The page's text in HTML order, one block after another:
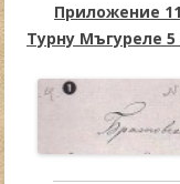
Приложение
Турну Мъгуреле 5